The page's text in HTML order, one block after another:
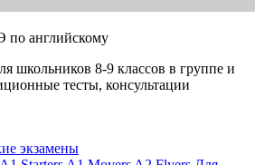
по английскому
школьников 8-9 классов в группе и
тесты, консультации
экзамены